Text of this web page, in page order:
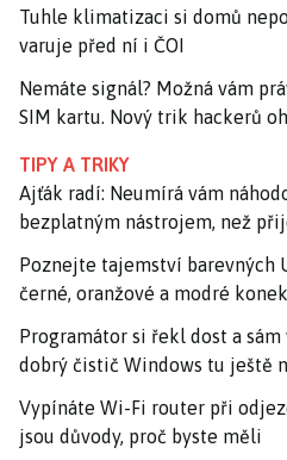
Tuhle klimatizaci si domů
varuje před ní i ČOI
Nemáte signál? Možná vám
SIM kartu. Nový trik hackerů
TIPY A TRIKY
Ajťák radí: Neumírá vám
bezplatným nástrojem, než
Poznejte tajemství barevných
černé, oranžové a modré
Programátor si řekl dost a
dobrý čistič Windows tu ještě
Vypínáte Wi-Fi router při
jsou důvody, proč byste měli